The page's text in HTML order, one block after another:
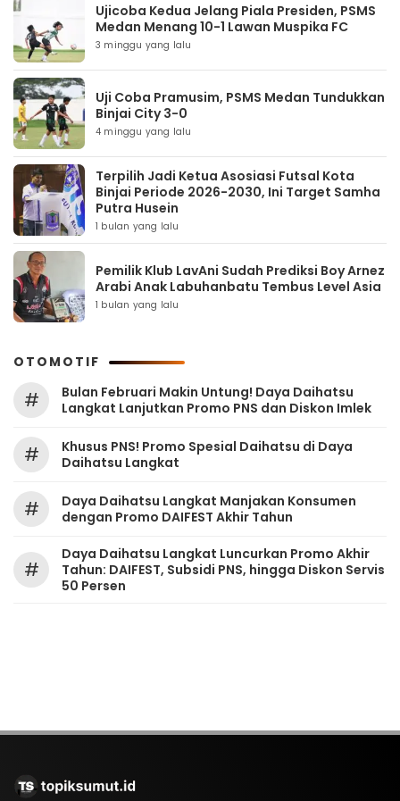
Ujicoba Kedua Jelang Piala Presiden, PSMS
Medan Menang 10-1 Lawan Muspika FC
3 minggu yang lalu
Uji Coba Pramusim, PSMS Medan Tundukkan
Binjai City 3-0
4 minggu yang lalu
Terpilih Jadi Ketua Asosiasi Futsal Kota
Binjai Periode 2026-2030, Ini Target Samha
Putra Husein
1 bulan yang lalu
Pemilik Klub LavAni Sudah Prediksi Boy Arnez
Arabi Anak Labuhanbatu Tembus Level Asia
1 bulan yang lalu
OTOMOTIF
#
Bulan Februari Makin Untung! Daya Daihatsu
Langkat Lanjutkan Promo PNS dan Diskon Imlek
#
Khusus PNS! Promo Spesial Daihatsu di Daya
Daihatsu Langkat
#
Daya Daihatsu Langkat Manjakan Konsumen
dengan Promo DAIFEST Akhir Tahun
#
Daya Daihatsu Langkat Luncurkan Promo Akhir
Tahun: DAIFEST, Subsidi PNS, hingga Diskon Servis
50 Persen